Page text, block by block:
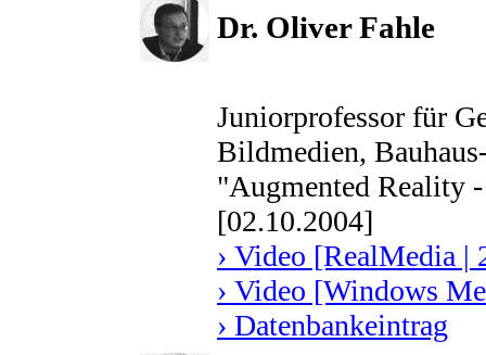
Dr. Oliver Fahle
Juniorprofessor für
Bildmedien,
"Augmented Reality
[02.10.2004]
› Video [RealMedia |
› Video [Windows
› Datenbankeintrag